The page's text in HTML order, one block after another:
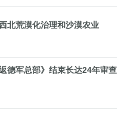
北荒漠化治理和沙漠农业
德军总部》结束长达24年审查